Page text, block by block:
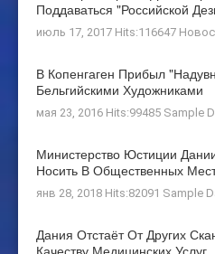
Поддаваться "российской
июль 17, 2017 Hits:116647
В Копенгаген Прибыл
Бельгийскими Художниками
мая 23, 2016 Hits:99485 Sample
Министерство Юстиции
Носить В Общественных
янв 28, 2018 Hits:82091 Sample
Дания Отстаёт От Других